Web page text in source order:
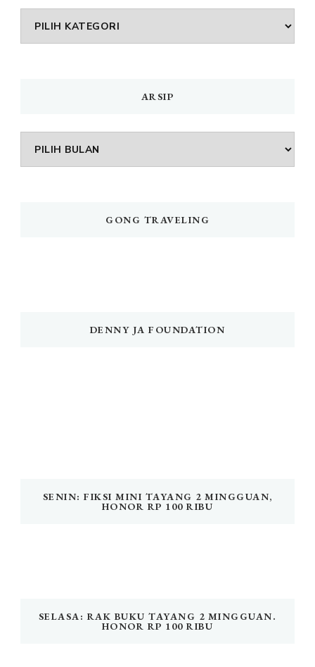
DAFTAR
MENU
ARSIP
Arsip
GONG TRAVELING
DENNY JA FOUNDATION
SENIN: FIKSI MINI TAYANG 2 MINGGUAN,
HONOR RP 100 RIBU
SELASA: RAK BUKU TAYANG 2 MINGGUAN.
HONOR RP 100 RIBU